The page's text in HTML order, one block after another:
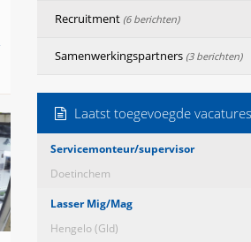
Recruitment (6 berichten)
Samenwerkingspartners (3 berichten)
Laatst toegevoegde vacatures
Servicemonteur/supervisor
Doetinchem
Lasser Mig/Mag
Hengelo (Gld)